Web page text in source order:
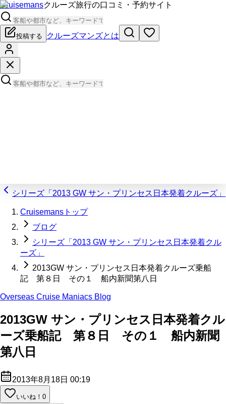
Cruisemansクルーズ旅行の口コミ・予約サイト
投稿する クルーズマンズとは
シリーズ「2013 GW サン・プリンセス日本発着クルーズ」
Cruisemansトップ
ブログ
シリーズ「2013 GW サン・プリンセス日本発着クル
ーズ」
2013GW サン・プリンセス日本発着クルーズ乗船
記 第８日 その１ 船内新聞第八日
Overseas Cruise Maniacs Blog
2013GW サン・プリンセス日本発着クル
ーズ乗船記 第８日 その１ 船内新聞
第八日
2013年8月18日 00:19
いいね！ 0